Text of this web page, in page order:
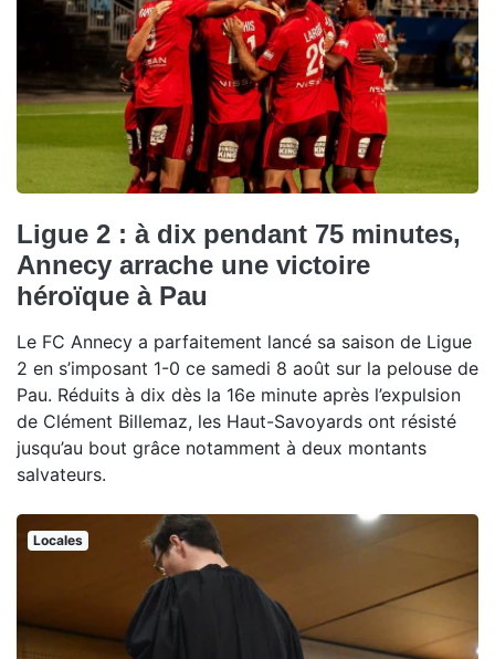
Ligue 2 : à dix pendant 75 minutes,
Annecy arrache une victoire
héroïque à Pau
Le FC Annecy a parfaitement lancé sa saison de Ligue
2 en s’imposant 1-0 ce samedi 8 août sur la pelouse de
Pau. Réduits à dix dès la 16e minute après l’expulsion
de Clément Billemaz, les Haut-Savoyards ont résisté
jusqu’au bout grâce notamment à deux montants
salvateurs.
Locales